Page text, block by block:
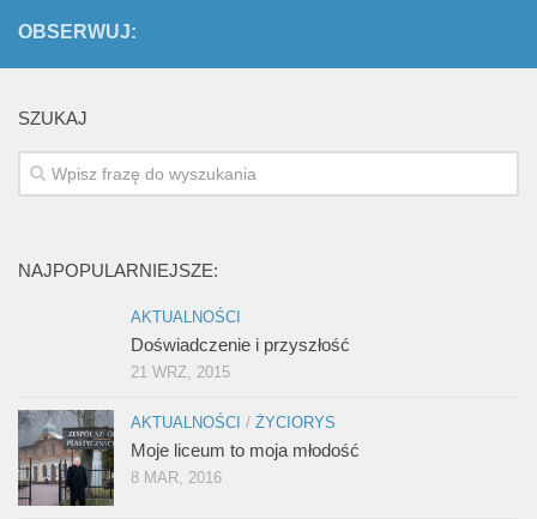
OBSERWUJ:
SZUKAJ
NAJPOPULARNIEJSZE:
AKTUALNOŚCI
Doświadczenie i przyszłość
21 WRZ, 2015
AKTUALNOŚCI / ŻYCIORYS
Moje liceum to moja młodość
8 MAR, 2016